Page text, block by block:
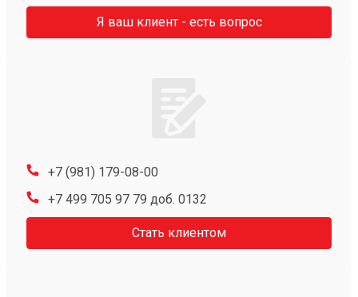
Я ваш клиент - есть вопрос
+7 (981) 179-08-00
+7 499 705 97 79 доб. 0132
Стать клиентом